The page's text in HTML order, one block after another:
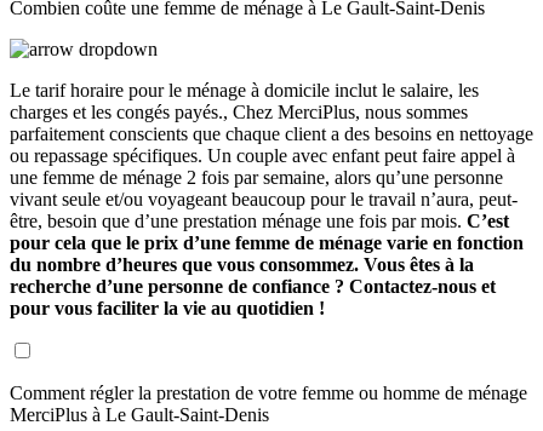
Combien coûte une femme de ménage à Le Gault-Saint-Denis
Le tarif horaire pour le ménage à domicile inclut le salaire, les
charges et les congés payés., Chez MerciPlus, nous sommes
parfaitement conscients que chaque client a des besoins en nettoyage
ou repassage spécifiques. Un couple avec enfant peut faire appel à
une femme de ménage 2 fois par semaine, alors qu’une personne
vivant seule et/ou voyageant beaucoup pour le travail n’aura, peut-
être, besoin que d’une prestation ménage une fois par mois. C’est
pour cela que le prix d’une femme de ménage varie en fonction
du nombre d’heures que vous consommez. Vous êtes à la
recherche d’une personne de confiance ? Contactez-nous et
pour vous faciliter la vie au quotidien !
Comment régler la prestation de votre femme ou homme de ménage
MerciPlus à Le Gault-Saint-Denis